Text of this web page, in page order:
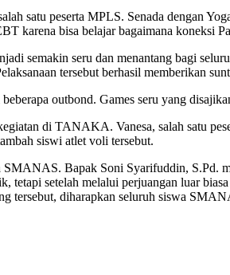
satu peserta MPLS. Senada dengan
karena bisa belajar bagaimana koneksi
semakin seru dan menantang bagi
tersebut berhasil memberikan
outbond. Games seru yang
di TANAKA. Vanesa, salah satu
siswi atlet voli tersebut.
Bapak Soni Syarifuddin, S.Pd.
setelah melalui perjuangan luar
diharapkan seluruh siswa